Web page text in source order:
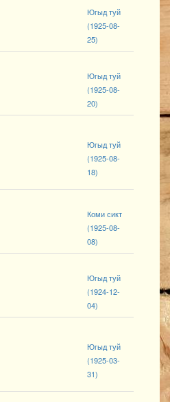
Югыд туй
(1925-08-
25)
Югыд туй
(1925-08-
20)
Югыд туй
(1925-08-
18)
Коми сикт
(1925-08-
08)
Югыд туй
(1924-12-
04)
Югыд туй
(1925-03-
31)